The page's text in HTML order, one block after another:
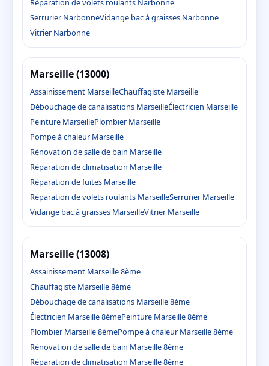
Réparation de volets roulants Narbonne
Serrurier NarbonneVidange bac à graisses Narbonne
Vitrier Narbonne
Marseille (13000)
Assainissement MarseilleChauffagiste Marseille
Débouchage de canalisations MarseilleÉlectricien Marseille
Peinture MarseillePlombier Marseille
Pompe à chaleur Marseille
Rénovation de salle de bain Marseille
Réparation de climatisation Marseille
Réparation de fuites Marseille
Réparation de volets roulants MarseilleSerrurier Marseille
Vidange bac à graisses MarseilleVitrier Marseille
Marseille (13008)
Assainissement Marseille 8ème
Chauffagiste Marseille 8ème
Débouchage de canalisations Marseille 8ème
Électricien Marseille 8èmePeinture Marseille 8ème
Plombier Marseille 8èmePompe à chaleur Marseille 8ème
Rénovation de salle de bain Marseille 8ème
Réparation de climatisation Marseille 8ème